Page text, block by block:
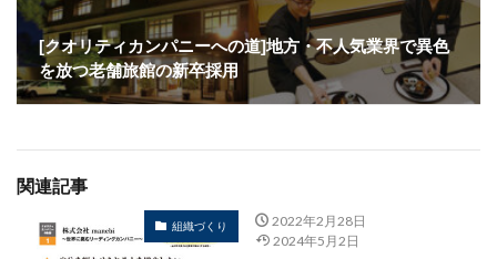
[クオリティカンパニーへの道]地方・不人気業界で異色
を放つ老舗旅館の新卒採用
関連記事
組織づくり
2022年2月28日
2024年5月2日